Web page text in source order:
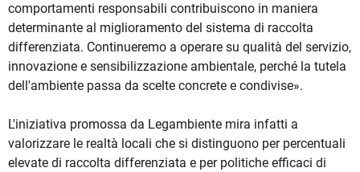
comportamenti responsabili contribuiscono in maniera
determinante al miglioramento del sistema di raccolta
differenziata. Continueremo a operare su qualità del servizio,
innovazione e sensibilizzazione ambientale, perché la tutela
dell'ambiente passa da scelte concrete e condivise».
L'iniziativa promossa da Legambiente mira infatti a
valorizzare le realtà locali che si distinguono per percentuali
elevate di raccolta differenziata e per politiche efficaci di